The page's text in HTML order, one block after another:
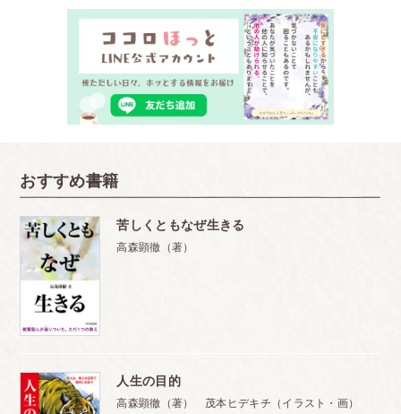
おすすめ書籍
苦しくともなぜ生きる
高森顕徹（著）
人生の目的
高森顕徹（著） 茂本ヒデキチ（イラスト・画）